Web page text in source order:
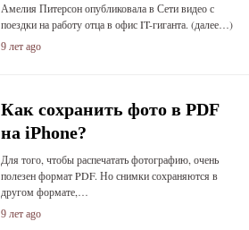
Амелия Питерсон опубликовала в Сети видео с
поездки на работу отца в офис IT-гиганта. (далее…)
9 лет ago
Как сохранить фото в PDF
на iPhone?
Для того, чтобы распечатать фотографию, очень
полезен формат PDF. Но снимки сохраняются в
другом формате,…
9 лет ago